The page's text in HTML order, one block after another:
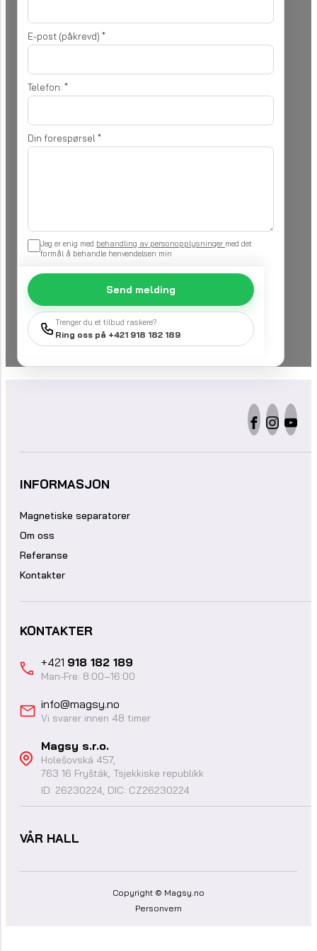
E-post (påkrevd) *
Telefon: *
Din forespørsel *
Jeg er enig med behandling av personopplysninger med det
formål å behandle henvendelsen min
Send melding
Trenger du et tilbud raskere?
Ring oss på +421 918 182 189
INFORMASJON
Magnetiske separatorer
Om oss
Referanse
Kontakter
KONTAKTER
+421 918 182 189
Man-Fre: 8:00–16:00
info@magsy.no
Vi svarer innen 48 timer
Magsy s.r.o.
Holešovská 457,
763 16 Fryšták, Tsjekkiske republikk
ID: 26230224, DIC: CZ26230224
VÅR HALL
Copyright © Magsy.no
Personvern